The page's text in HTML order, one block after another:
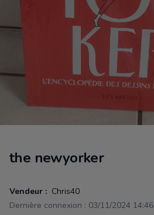
the newyorker
Vendeur : Chris40
Dernière connexion : 03/11/2024 14:46